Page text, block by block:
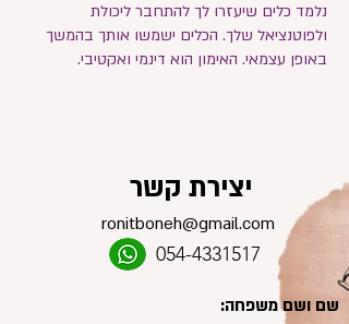
נלמד כלים שיעזרו לך להתחבר ליכולת
ולפוטנציאל שלך. הכלים ישמשו אותך בהמשך
באופן עצמאי. האימון הוא דינמי ואקטיבי.
יצירת קשר
ronitboneh@gmail.com
054-4331517
שם ושם משפחה: